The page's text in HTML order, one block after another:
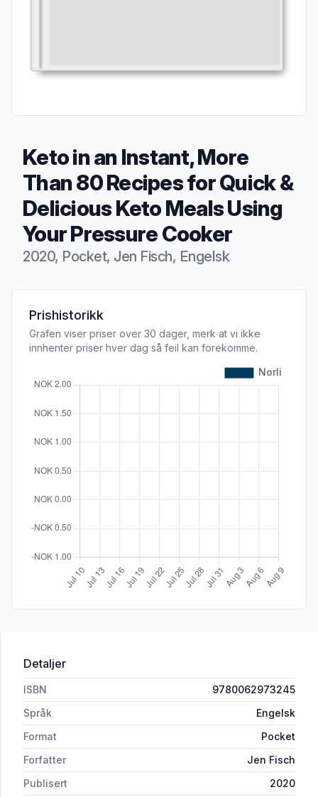
Keto in an Instant, More
Than 80 Recipes for Quick &
Delicious Keto Meals Using
Your Pressure Cooker
2020, Pocket, Jen Fisch, Engelsk
Produktbeskrivelse
Prishistorikk
Grafen viser priser over 30 dager, merk at vi ikke
innhenter priser hver dag så feil kan forekomme.
Detaljer
ISBN
9780062973245
Språk
Engelsk
Format
Pocket
Forfatter
Jen Fisch
Publisert
2020